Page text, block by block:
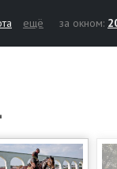
ещё за окном: